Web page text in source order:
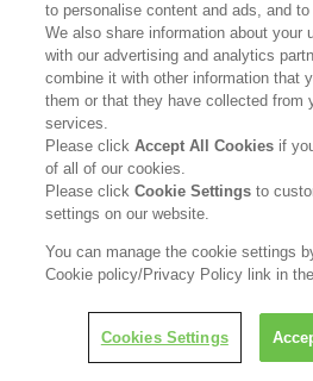
5月31日・6月1日 第321回日本
種目
池田
種
to personalise content and ads, and
We also share information about your
with our advertising and analytics
combine it with other information that
them or that they have collected from
services.
Please clickAccept All Cookies if
of all of our cookies.
Please clickCookie Settingsto
settings on our website.
You can manage the cookie settings
Cookie policy/Privacy Policy link in
Cookies Settings